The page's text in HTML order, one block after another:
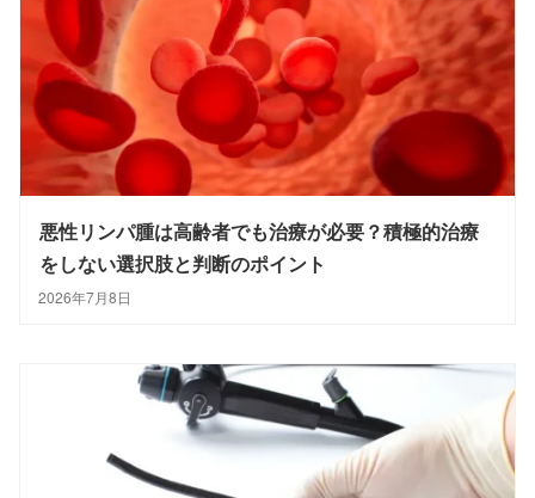
悪性リンパ腫は高齢者でも治療が必要？積極的治療
をしない選択肢と判断のポイント
2026年7月8日